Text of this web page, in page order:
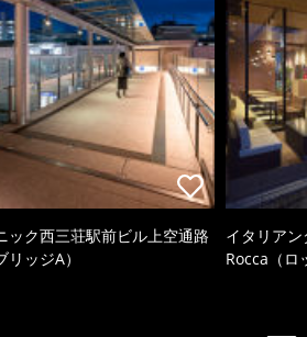
ック西三荘駅前ビル上空通路
ッジA）
イタリア
Rocca（ロ